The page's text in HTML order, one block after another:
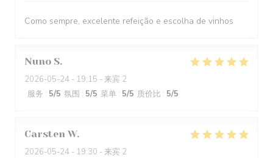
Como sempre, excelente refeição e escolha de vinhos
Nuno S
2026-05-24 - 19:15 - 来宾 2
服务 : 5/5 氛围 : 5/5 菜单 : 5/5 质价比 : 5/5
Carsten W
2026-05-24 - 19:30 - 来宾 2